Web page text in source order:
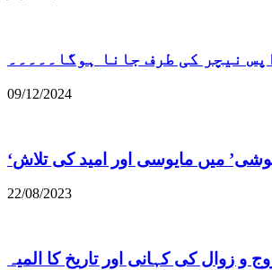
نیچر کی طرف جانا ہوگا۔۔۔۔۔
09/12/2024
22/08/2023
و زوال کی کہانی اور تاریخ کا المیہ